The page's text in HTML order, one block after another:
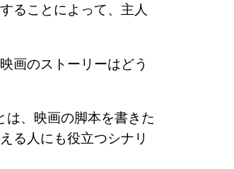
ることによって、主人
画のストーリーはどう
は、映画の脚本を書きた
る人にも役立つシナリ